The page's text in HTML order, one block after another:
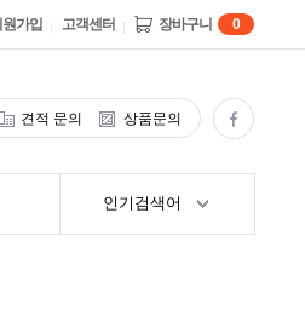
원가입 고객센터 장바구니 0
견적 문의 상품문의
인기검색어